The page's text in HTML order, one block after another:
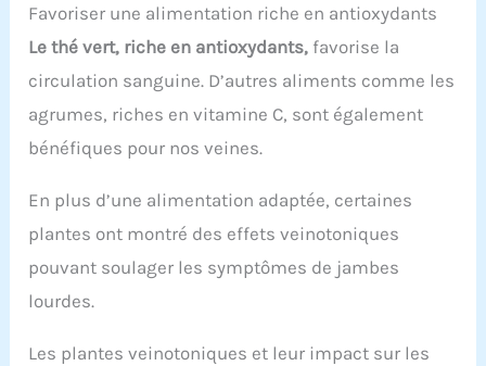
circulation sanguine diminue la rétention d’eau.
●● FORMULE 100% D’ORIGINE NATURELLE ●● Pour
un produit de qualité, notre formule est 100%
d’origine naturelle. Nous avons sélectionné un
extrait de graine de marronnier d’Inde dosé à 20%
en aescine, le principe actif de cette plante. Notre
produit fournit un apport journalier intéressant
par notre département R&D. Pour vous proposer
les meilleurs compléments alimentaires,
Nutrimea s'appuie aussi sur un comité de 5
experts reconnus dans les domaines de la
produits sont fabriqués en France et certifiés ISO
Favoriser une alimentation riche en antioxydants
Le thé vert, riche en antioxydants, favorise la
circulation sanguine. D’autres aliments comme les
agrumes, riches en vitamine C, sont également
bénéfiques pour nos veines.
En plus d’une alimentation adaptée, certaines
plantes ont montré des effets veinotoniques
pouvant soulager les symptômes de jambes
lourdes.
Les plantes veinotoniques et leur impact sur les